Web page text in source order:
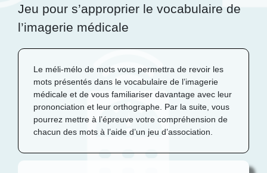
Jeu pour s’approprier le vocabulaire de
l’imagerie médicale
Le méli-mélo de mots vous permettra de revoir les
mots présentés dans le vocabulaire de l’imagerie
médicale et de vous familiariser davantage avec leur
prononciation et leur orthographe. Par la suite, vous
pourrez mettre à l’épreuve votre compréhension de
chacun des mots à l’aide d’un jeu d’association.